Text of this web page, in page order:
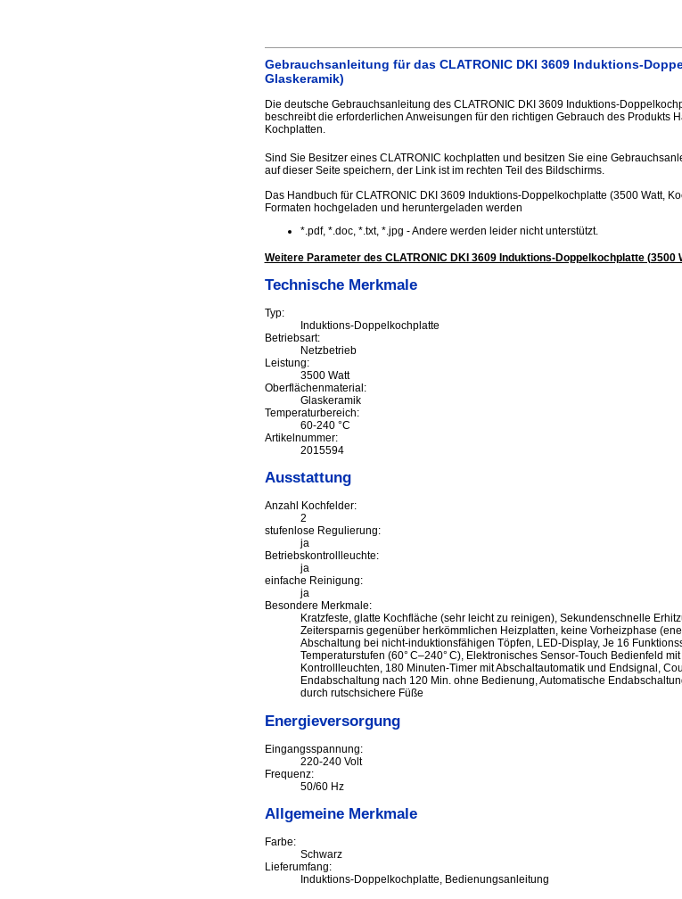
Gebrauchsanleitung für das CLATRONIC DKI 3609 Induktions-
Glaskeramik)
Die deutsche Gebrauchsanleitung des CLATRONIC DKI 3609 Induktions-
beschreibt die erforderlichen Anweisungen für den richtigen Gebrauch des Produkts
Kochplatten.
Sind Sie Besitzer eines CLATRONIC kochplatten und besitzen Sie eine
auf dieser Seite speichern, der Link ist im rechten Teil des Bildschirms.
Das Handbuch für CLATRONIC DKI 3609 Induktions-Doppelkochplatte (3500 Watt,
Formaten hochgeladen und heruntergeladen werden
*.pdf, *.doc, *.txt, *.jpg - Andere werden leider nicht unterstützt.
Weitere Parameter des CLATRONIC DKI 3609 Induktions-Doppelkochplatte
Technische Merkmale
Typ:
Induktions-Doppelkochplatte
Betriebsart:
Netzbetrieb
Leistung:
3500 Watt
Oberflächenmaterial:
Glaskeramik
Temperaturbereich:
60-240 °C
Artikelnummer:
2015594
Ausstattung
Anzahl Kochfelder:
2
stufenlose Regulierung:
ja
Betriebskontrollleuchte:
ja
einfache Reinigung:
ja
Besondere Merkmale:
Kratzfeste, glatte Kochfläche (sehr leicht zu reinigen), Sekundenschnelle
Zeitersparnis gegenüber herkömmlichen Heizplatten, keine Vorheizphase
Abschaltung bei nicht-induktionsfähigen Töpfen, LED-Display, Je 16
Temperaturstufen (60° C–240° C), Elektronisches Sensor-Touch Bedienfeld
Kontrollleuchten, 180 Minuten-Timer mit Abschaltautomatik und Endsignal,
Endabschaltung nach 120 Min. ohne Bedienung, Automatische
durch rutschsichere Füße
Energieversorgung
Eingangsspannung:
220-240 Volt
Frequenz:
50/60 Hz
Allgemeine Merkmale
Farbe:
Schwarz
Lieferumfang:
Induktions-Doppelkochplatte, Bedienungsanleitung